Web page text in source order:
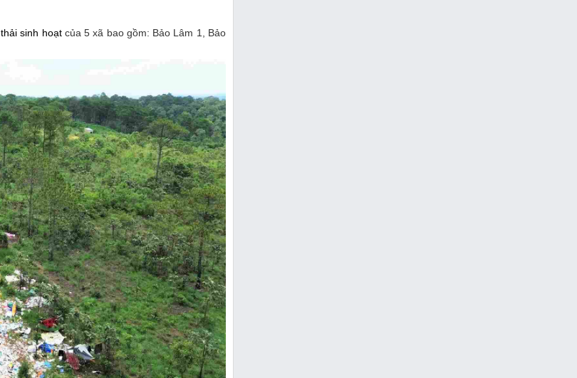
sinh hoạtcủa 5 xã bao gồm: Bảo Lâm 1, Bảo